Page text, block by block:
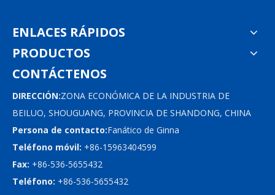
ENLACES RÁPIDOS
PRODUCTOS
CONTÁCTENOS
DIRECCIÓN:ZONA ECONÓMICA DE LA INDUSTRIA DE
BEILUO, SHOUGUANG, PROVINCIA DE SHANDONG, CHINA
Persona de contacto:Fanático de Ginna
Teléfono móvil: +86-15963404599
Fax: +86-536-5655432
Teléfono: +86-536-5655432